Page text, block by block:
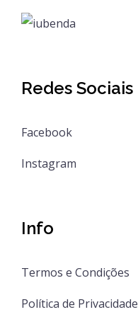
Redes Sociais
Facebook
Instagram
Info
Termos e Condições
Política de Privacidade